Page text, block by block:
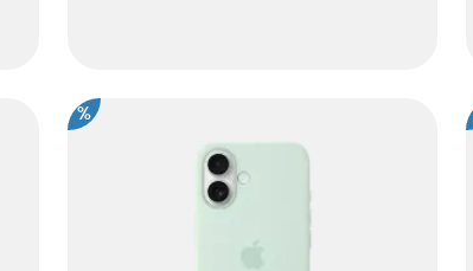
%